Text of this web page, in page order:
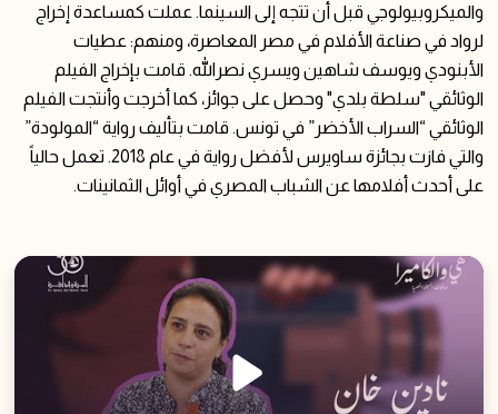
والميكروبيولوجي قبل أن تتجه إلى السينما. عملت كمساعدة إخراج
لرواد في صناعة الأفلام في مصر المعاصرة، ومنهم: عطيات
الأبنودي ويوسف شاهين ويسري نصرالله. قامت بإخراج الفيلم
الوثائقي "سلطة بلدي" وحصل على جوائز، كما أخرجت وأنتجت الفيلم
الوثائقي “السراب الأخضر” في تونس. قامت بتأليف رواية “المولودة”
والتي فازت بجائزة ساويرس لأفضل رواية في عام 2018. تعمل حالياً
على أحدث أفلامها عن الشباب المصري في أوائل الثمانينات.